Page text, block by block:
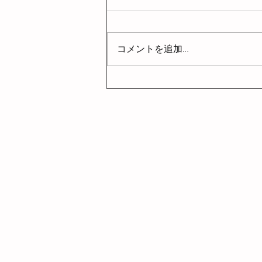
こんにちは！ Sakura’s nailschool 熊
お知らせです// クレジットカード
払い、 クレジットカード分割払
い、 PayPay支払いが追加になり
コメントを追加…